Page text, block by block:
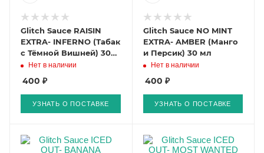
Glitch Sauce RAISIN
EXTRA- INFERNO (Табак
с Тёмной Вишней) 30
млНет в наличии
400 ₽
УЗНАТЬ О ПОСТАВКЕ
Glitch Sauce NO MINT
EXTRA- AMBER (Манго
и Персик) 30 мл
Нет в наличии
400 ₽
УЗНАТЬ О ПОСТАВКЕ